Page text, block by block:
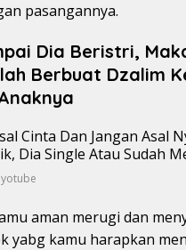
pasangannya.
Dia Beristri,
Berbuat Dzalim
aman merugi dan
yabg kamu harapkan